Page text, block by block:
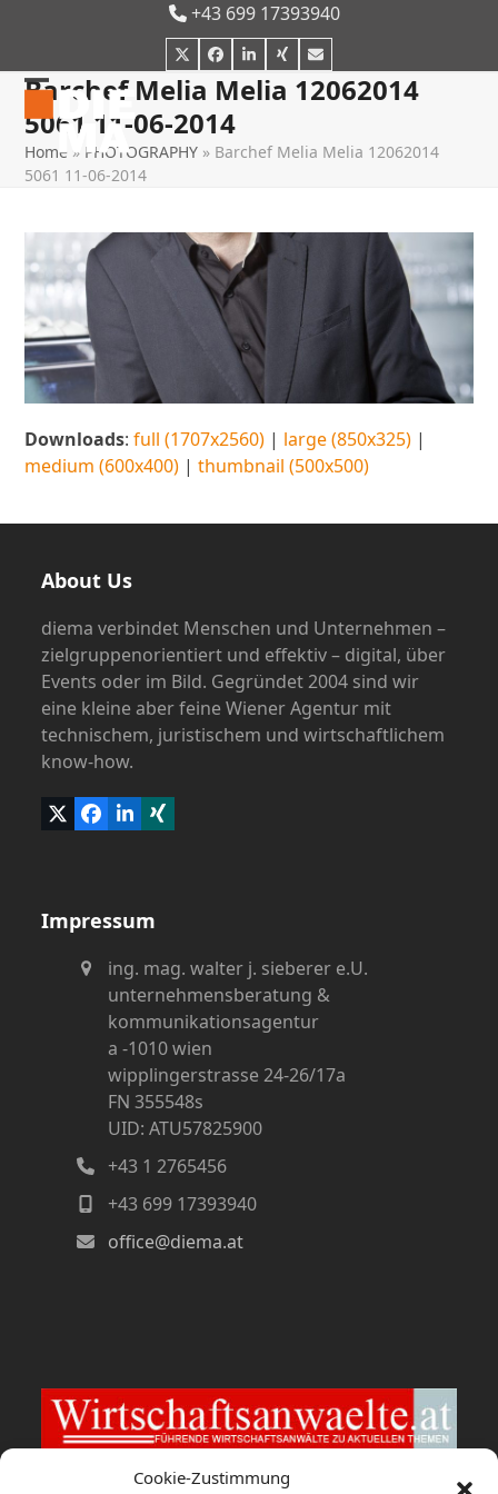
Cookie-Zustimmung
content
+43 699 17393940
TwitterFacebook
LinkedIn
XingE-
Mail
Open
mobile
menu
Close
mobile
menu
Barchef Melia Melia 12062014
5061 11-06-2014
Home » PHOTOGRAPHY » Barchef Melia Melia 12062014
5061 11-06-2014
Downloads:full (1707x2560) | large (850x325) |
medium (600x400) |thumbnail (500x500)
About Us
diema verbindet Menschen und Unternehmen –
zielgruppenorientiert und effektiv – digital, über
Events oder im Bild. Gegründet 2004 sind wir
eine kleine aber feine Wiener Agentur mit
technischem, juristischem und wirtschaftlichem
know-how.
TwitterFacebook
LinkedIn
Xing
Impressum
ing. mag. walter j. sieberer e.U.
unternehmensberatung &
kommunikationsagentur
a -1010 wien
wipplingerstrasse 24-26/17a
FN 355548s
UID: ATU57825900
+43 1 2765456
+43 699 17393940
office@diema.at